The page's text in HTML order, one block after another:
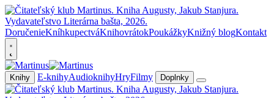
DoručenieKníhkupectváKnihovrátokPoukážkyKnižný blogKontakt
Knihy E-knihyAudioknihyHryFilmy Doplnky